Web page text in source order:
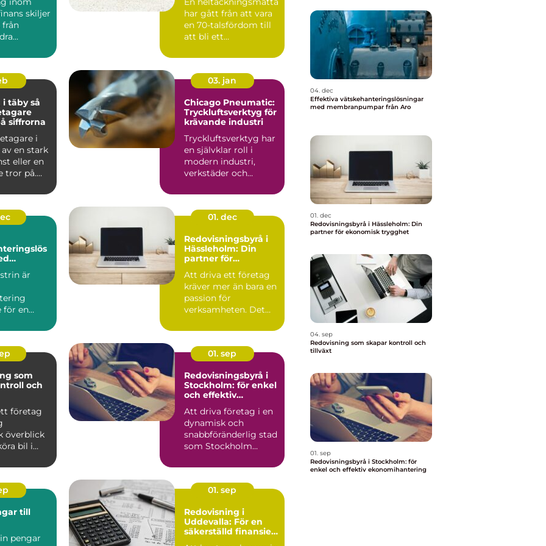
skiljer
har gått från att vara
en 70-talsfördom till
att bli ett
båd...
så
siffrorna
i
en stark
eller en
tror på.
03. jan
Chicago Pneumatic:
Tryckluftsverktyg för
krävande industri
Tryckluftsverktyg har
en självklar roll i
modern industri,
verkstäder och
är
för en
01. dec
Redovisningsbyrå i
Hässleholm: Din
partner för
Att driva ett företag
kräver mer än bara en
passion för
verksamheten. Det
som
och
företag
överblick
bil i
01. sep
Redovisningsbyrå i
Stockholm: för enkel
och effektiv
Att driva företag i en
dynamisk och
snabbföränderlig stad
som Stockholm
till
pengar
01. sep
Redovisning i
Uddevalla: För en
säkerställd finansiell
04. dec
Effektiva vätskehanteringslösningar
med membranpumpar från Aro
01. dec
Redovisningsbyrå i Hässleholm: Din
partner för ekonomisk trygghet
04. sep
Redovisning som skapar kontroll och
tillväxt
01. sep
Redovisningsbyrå i Stockholm: för
enkel och effektiv ekonomihantering